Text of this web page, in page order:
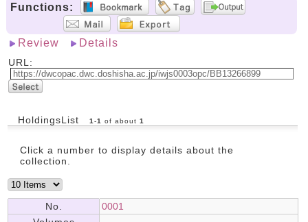
Functions:
Review Details
URL:
HoldingsList 1 -1 of about 1
Click a number to display details about the
collection.
No.
0001